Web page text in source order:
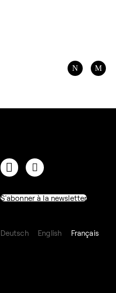
S'abonner à la newsletter
Deutsch English Français